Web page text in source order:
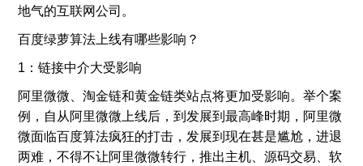
地气的互联网公司。
百度绿萝算法上线有哪些影响？
1：链接中介大受影响
阿里微微、淘金链和黄金链类站点将更加受影响。举个案
例，自从阿里微微上线后，到发展到最高峰时期，阿里微
微面临百度算法疯狂的打击，发展到现在甚是尴尬，进退
两难，不得不让阿里微微转行，推出主机、源码交易、软